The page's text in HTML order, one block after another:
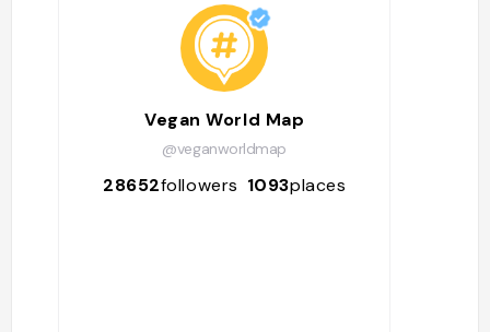
thaï ainsi que le bobun, très frais et
Vegan World Map
@veganworldmap
28652followers 1093places